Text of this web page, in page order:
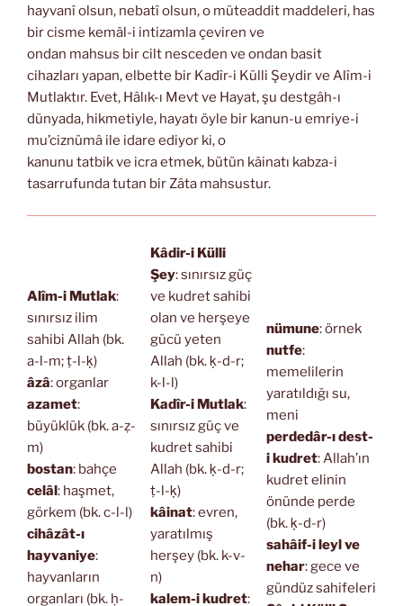
hayvanî olsun, nebatî olsun, o müteaddit maddeleri, has
bir cisme kemâl-i intizamla çeviren ve
ondan mahsus bir cilt nesceden ve ondan basit
cihazları yapan, elbette bir Kadîr-i Külli Şeydir ve Alîm-i
Mutlaktır. Evet, Hâlık-ı Mevt ve Hayat, şu destgâh-ı
dünyada, hikmetiyle, hayatı öyle bir kanun-u emriye-i
mu’ciznümâ ile idare ediyor ki, o
kanunu tatbik ve icra etmek, bütün kâinatı kabza-i
tasarrufunda tutan bir Zâta mahsustur.
Alîm-i Mutlak:
sınırsız ilim
sahibi Allah (bk.
a-l-m; ṭ-l-ḳ)
âzâ: organlar
azamet:
büyüklük (bk. a-ẓ-
m)
bostan: bahçe
celâl : haşmet,
görkem (bk. c-l-l)
cihâzât-ı
hayvaniye:
hayvanların
organları (bk. ḥ-
Kâdir-i Külli
Şey: sınırsız güç
ve kudret sahibi
olan ve herşeye
gücü yeten
Allah (bk. ḳ-d-r;
k-l-l)
Kadîr-i Mutlak:
sınırsız güç ve
kudret sahibi
Allah (bk. ḳ-d-r;
ṭ-l-ḳ)
kâinat: evren,
yaratılmış
herşey (bk. k-v-
n)
kalem-i kudret:
nümune: örnek
nutfe:
memelilerin
yaratıldığı su,
meni
perdedâr-ı dest-
i kudret: Allah’ın
kudret elinin
önünde perde
(bk. ḳ-d-r)
sahâif-i leyl ve
nehar: gece ve
gündüz sahifeleri